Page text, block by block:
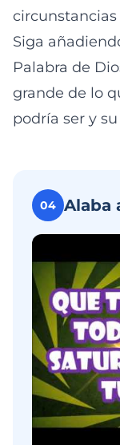
circunstancias
Siga
Palabra de
grande de lo
podría ser y
04 Alaba